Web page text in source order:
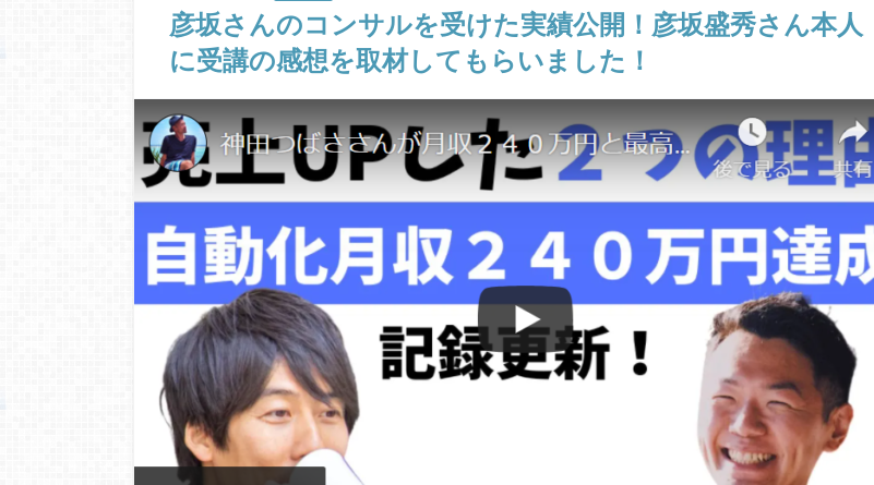
彦坂さんのコンサルを受けた実績公開！彦坂盛秀さん本人
に受講の感想を取材してもらいました！